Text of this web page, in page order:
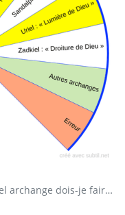
Quel archange m'accompagne ? A quel archange dois-je faire appel ?